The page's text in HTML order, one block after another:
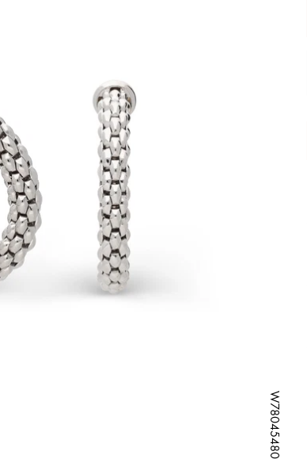
W78045480
W78045480
W78045480